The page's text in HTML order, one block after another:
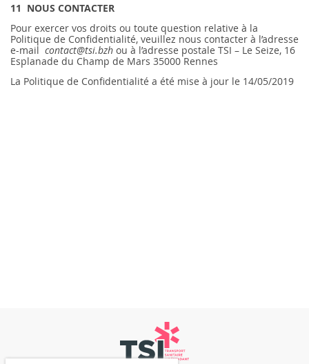
11 NOUS CONTACTER
Pour exercer vos droits ou toute question relative à la
Politique de Confidentialité, veuillez nous contacter à l’adresse
e-mail contact@tsi.bzh ou à l’adresse postale TSI – Le Seize, 16
Esplanade du Champ de Mars 35000 Rennes
La Politique de Confidentialité a été mise à jour le 14/05/2019